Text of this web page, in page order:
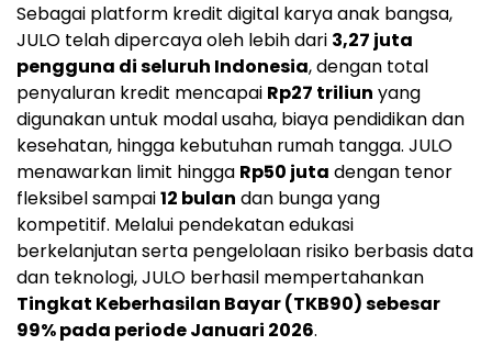
Sebagai platform kredit digital karya anak bangsa,
JULO telah dipercaya oleh lebih dari 3,27 juta
pengguna di seluruh Indonesia, dengan total
penyaluran kredit mencapai Rp27 triliun yang
digunakan untuk modal usaha, biaya pendidikan dan
kesehatan, hingga kebutuhan rumah tangga. JULO
menawarkan limit hingga Rp50 juta dengan tenor
fleksibel sampai12 bulan dan bunga yang
kompetitif. Melalui pendekatan edukasi
berkelanjutan serta pengelolaan risiko berbasis data
dan teknologi, JULO berhasil mempertahankan
Tingkat Keberhasilan Bayar (TKB90) sebesar
99% pada periode Januari 2026.